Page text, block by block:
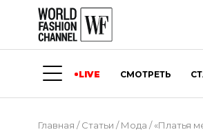
LIVE СМОТРЕТЬ
Главная /Статьи /Мода /«Платья